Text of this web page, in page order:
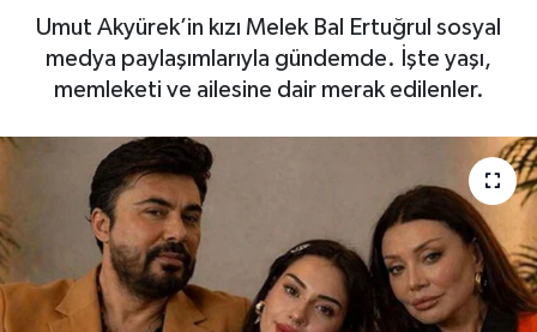
Umut Akyürek’in kızı Melek Bal Ertuğrul sosyal
medya paylaşımlarıyla gündemde. İşte yaşı,
memleketi ve ailesine dair merak edilenler.
Haberde İnsan
Kültür Sanat
Magazin
Manşet Altı
Manşetler